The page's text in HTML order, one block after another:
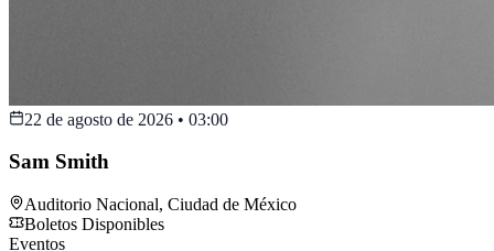
22 de agosto de 2026 • 03:00
Sam Smith
Auditorio Nacional, Ciudad de México
Boletos Disponibles
Eventos